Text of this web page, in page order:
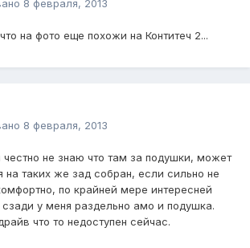
8 февраля, 2013
на фото еще похожи на Контитеч 2...
8 февраля, 2013
не знаю что там за подушки, может
на таких же зад собран, если сильно не
по крайней мере интересней
у меня раздельно амо и подушка.
что то недоступен сейчас.